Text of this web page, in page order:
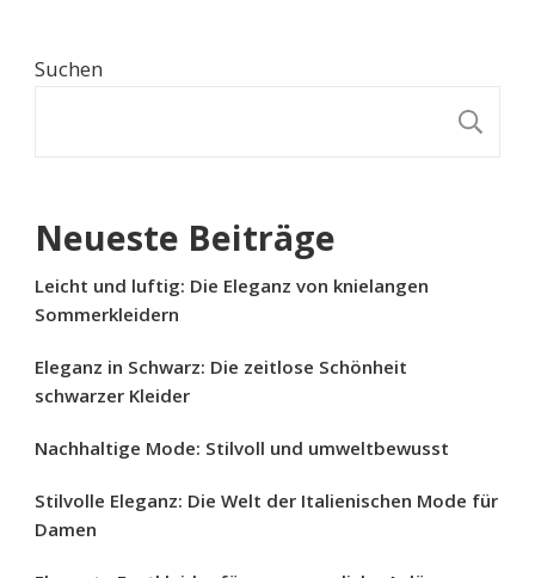
Suchen
Neueste Beiträge
Leicht und luftig: Die Eleganz von knielangen
Sommerkleidern
Eleganz in Schwarz: Die zeitlose Schönheit
schwarzer Kleider
Nachhaltige Mode: Stilvoll und umweltbewusst
Stilvolle Eleganz: Die Welt der Italienischen Mode für
Damen